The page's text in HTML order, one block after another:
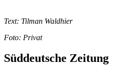
Text: Tilman Waldhier
Foto: Privat
Süddeutsche Zeitung